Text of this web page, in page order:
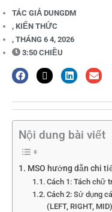
TÁC GIẢ DUNGDM
, KIẾN THỨC
, THÁNG 6 4, 2026
3:50 CHIỀU
Nội dung bài viết
MSO hướng dẫn chi
Cách 1: Tách chữ
Cách 2: Sử dụng
(LEFT, RIGHT, MID)